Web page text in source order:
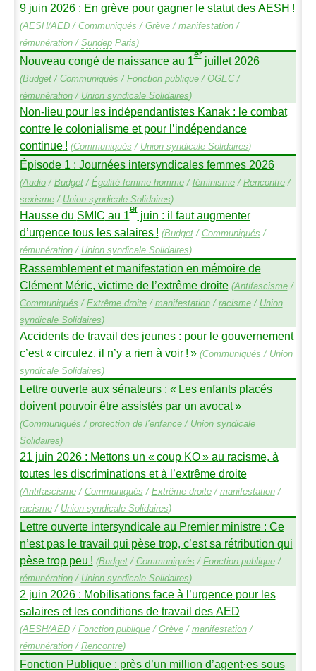
9 juin 2026 : En grève pour gagner le statut des AESH !
(AESH/AED/ Communiqués / Grève/ manifestation/
rémunération/ SundepParis)
Nouveau congé de naissance au 1erjuillet 2026
(Budget/ Communiqués / Fonction publique/ OGEC/
rémunération/ Union syndicale Solidaires)
Non-lieu pour les indépendantistes Kanak : le combat
contre le colonialisme et pour l’indépendance
continue ! (Communiqués / Union syndicale Solidaires)
Épisode 1 : Journées intersyndicales femmes 2026
(Audio/ Budget/ Égalité femme-homme/ féminisme/ Rencontre/
sexisme/ Union syndicale Solidaires)
Hausse du SMIC au 1erjuin : il faut augmenter
d’urgence tous les salaires ! (Budget/ Communiqués /
rémunération/ Union syndicale Solidaires)
Rassemblement et manifestation en mémoire de
Clément Méric, victime de l’extrême droite (Antifascisme/
Communiqués / Extrême droite/ manifestation/ racisme/ Union
syndicale Solidaires)
Accidents de travail des jeunes : pour le gouvernement
c’est «circulez, il n’y a rien à voir ! » (Communiqués / Union
syndicale Solidaires)
Lettre ouverte aux sénateurs : « Les enfants placés
doivent pouvoir être assistés par un avocat»
(Communiqués / protection de l’enfance/ Union syndicale
Solidaires)
21 juin 2026 : Mettons un «coup KO» au racisme, à
toutes les discriminations et à l’extrême droite
(Antifascisme/ Communiqués / Extrême droite/ manifestation/
racisme/ Union syndicale Solidaires)
Lettre ouverte intersyndicale au Premier ministre : Ce
n’est pas le travail qui pèse trop, c’est sa rétribution qui
pèse trop peu ! (Budget/ Communiqués / Fonction publique/
rémunération/ Union syndicale Solidaires)
2 juin 2026 : Mobilisations face à l’urgence pour les
salaires et les conditions de travail des AED
(AESH/AED/ Fonction publique/ Grève/ manifestation/
rémunération/ Rencontre)
Fonction Publique : près d’un million d’agent·es sous